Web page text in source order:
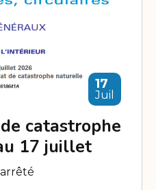
17
Juil
catastrophe
17 juillet